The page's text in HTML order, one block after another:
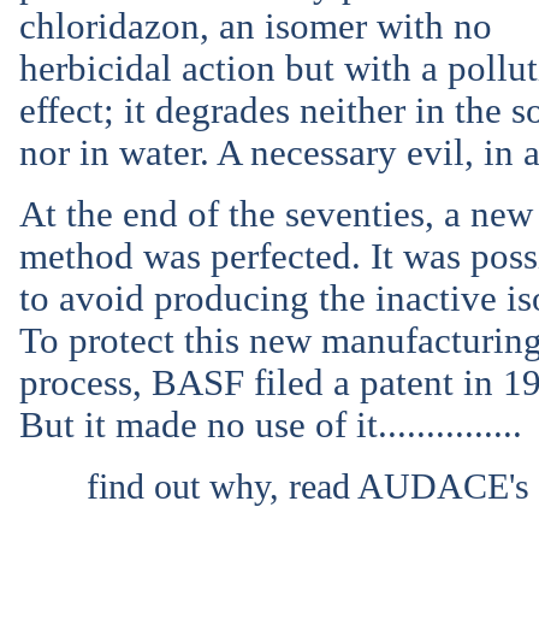
chloridazon, an isomer with no
herbicidal action but with a
effect; it degrades neither in the
nor in water. A necessary evil, in
At the end of the seventies, a new
method was perfected. It was
to avoid producing the inactive
To protect this new
process, BASF filed a patent in
But it made no use of it...............
find out why, read AUDACE's